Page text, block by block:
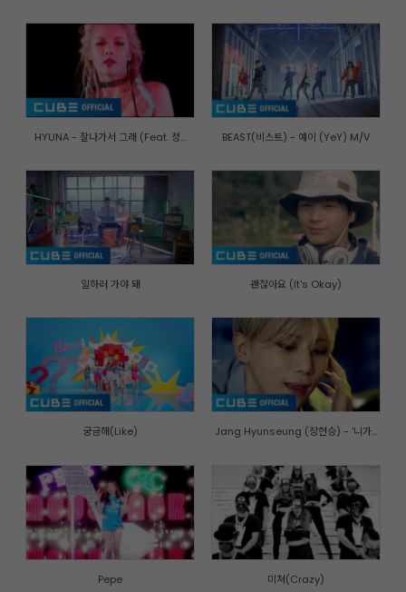
HYUNA - 잘나가서 그래 (Feat. 정... BEAST(비스트) - 예이 (YeY) M/V
일하러 가야 돼 괜찮아요 (It's Okay)
궁금해(Like) Jang Hyunseung (장현승) - '니가...
Pepe 미쳐(Crazy)